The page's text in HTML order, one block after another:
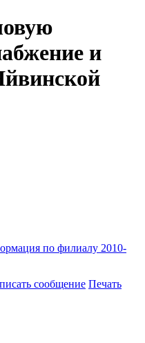
и
по филиалу 2010-
сообщение Печать